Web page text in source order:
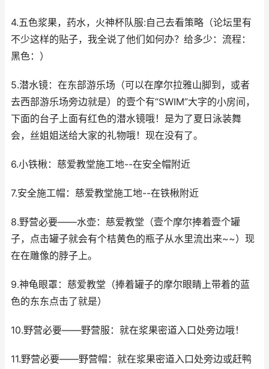
4.五色浆果，药水，火神杯队服:自己去看策略（论坛里有
不少这样的贴子，我全说了他们如何办？给多少：流程：
黑色：）
5.潜水镜：在东部游乐场（可以在摩尔拉雅山脚到，或者
去西部游乐场旁边就是）的壹个有“SWIM”大字的小房间，
下面的台子上面有红色的潜水镜哦！是为了夏日泳装舞
会，丝姐姐送给大家的礼物哦！现在没有了。
6.小铁楸：慈爱教堂施工地--在安全帽附近
7.安全施工帽：慈爱教堂施工地--在铁楸附近
8.野营必要——水壶：慈爱教堂（壹个摩尔捧着壹个罐
子，点击罐子就会有个桔黄色的瓶子从水里流出来~~）现
在在雕像的脖子上。
9.神龟眼罩：慈爱教堂（捧着罐子的摩尔眼睛上带着的蓝
色的东东点击了就是）
10.野营必要——野营服：就在浆果密道入口处旁边哦！
11.野营必要——野营帽：就在浆果密道入口处旁边或赶鸭